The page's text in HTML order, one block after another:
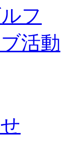
フ
活動